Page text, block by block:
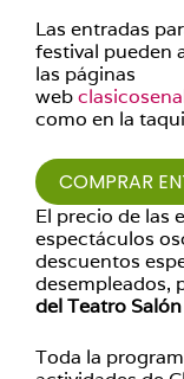
Las entradas
festival pueden
las páginas
web
como en la
COMPRAR
El precio de las
espectáculos
descuentos
desempleados,
del Teatro
Toda la